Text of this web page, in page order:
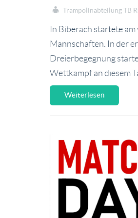
Trampolinabteilung TB
In Biberach startete
Mannschaften. In der
Dreierbegegnung
Wettkampf an diesem
Weiterlesen